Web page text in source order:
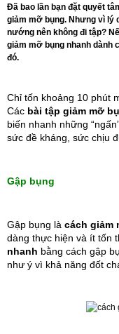
Đã bao lần bạn đặt quyết
giảm mỡ bụng. Nhưng vì lý
nướng nên không đi tập?
giảm mỡ bụng nhanh dành
đó.
Chỉ tốn khoảng 10 phút
Các bài tập giảm mỡ
biến nhanh những
sức đề kháng, sức chịu
Gập bụng
Gập bụng là cách giảm
dàng thực hiện và ít tốn
nhanh bằng cách gập
như ý vì khả năng đốt